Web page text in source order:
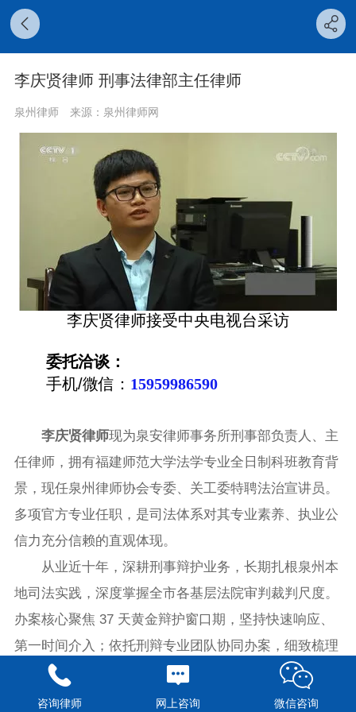
李庆贤律师 刑事法律部主任律师
泉州律师 来源：泉州律师网
李庆贤律师接受中央电视台采访
委托洽谈：
手机/微信： 15959986590
李庆贤律师现为泉安律师事务所刑事部负责人、主
任律师，拥有福建师范大学法学专业全日制科班教育背
景，现任泉州律师协会专委、关工委特聘法治宣讲员。
多项官方专业任职，是司法体系对其专业素养、执业公
信力充分信赖的直观体现。
从业近十年，深耕刑事辩护业务，长期扎根泉州本
地司法实践，深度掌握全市各基层法院审判裁判尺度。
办案核心聚焦 37 天黄金辩护窗口期，坚持快速响应、
第一时间介入；依托刑辩专业团队协同办案，细致梳理
全案卷宗，精准挖掘证据体系漏洞，庭审临场对抗能力
突出，在无罪辩护领域具备成熟办案经验。
咨询律师 网上咨询 微信咨询